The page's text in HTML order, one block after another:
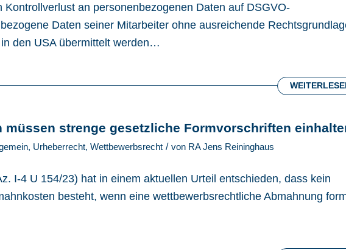
an personenbezogenen Daten auf DSGVO-
Daten seiner Mitarbeiter ohne ausreichende
den USA übermittelt werden…
müssen strenge gesetzliche Formvorschriften
, Urheberrecht, Wettbewerbsrecht / von RA Jens Reininghaus
I-4 U 154/23) hat in einem aktuellen Urteil entschieden, dass kein
besteht, wenn eine wettbewerbsrechtliche Abmahnung